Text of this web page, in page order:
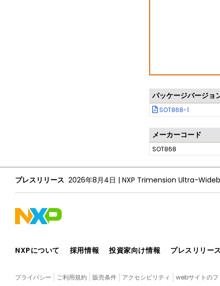
パッケージバージョ
SOT868-1
メーカーコード
SOT868
プレスリリース 2026年8月4日 |
NXPについて 採用情報 投資家向け情報 プレスリリー
プライバシー ご利用規約 販売条件 アクセシビリティ webサイトのフ